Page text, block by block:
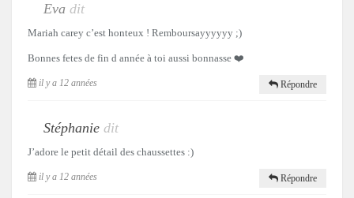
Eva dit
Mariah carey c’est honteux ! Remboursayyyyyy ;)
Bonnes fetes de fin d année à toi aussi bonnasse ❤️
il y a 12 années Répondre
Stéphanie dit
J’adore le petit détail des chaussettes :)
il y a 12 années Répondre